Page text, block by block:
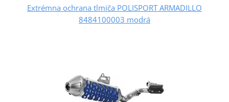
Extrémna ochrana tlmiča POLISPORT ARMADILLO
8484100003 modrá